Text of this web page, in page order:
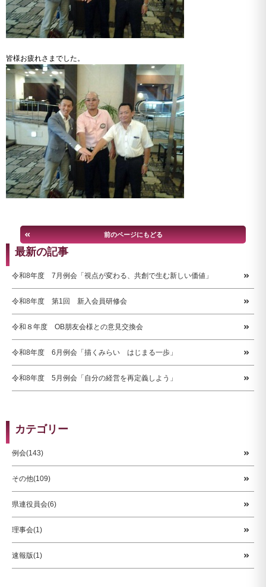
皆様お疲れさまでした。
前のページにもどる
最新の記事
令和8年度 7月例会「視点が変わる、共創で生む新しい価値」
令和8年度 第1回 新入会員研修会
令和８年度 OB朋友会様との意見交換会
令和8年度 6月例会「描くみらい はじまる一歩」
令和8年度 5月例会「自分の経営を再定義しよう」
カテゴリー
例会(143)
その他(109)
県連役員会(6)
理事会(1)
速報版(1)